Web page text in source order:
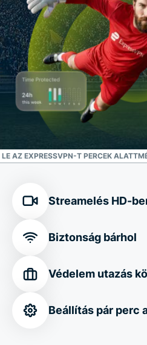
AZ EXPRESSVPN-T PERCEK ALATT
szemben
Biztonságos kapcsolat a
világbajnokság™ bármely
Szabd személyre a
Streamelés HD-
Biztonság bárhol
Védelem utazás
Beállítás pár perc